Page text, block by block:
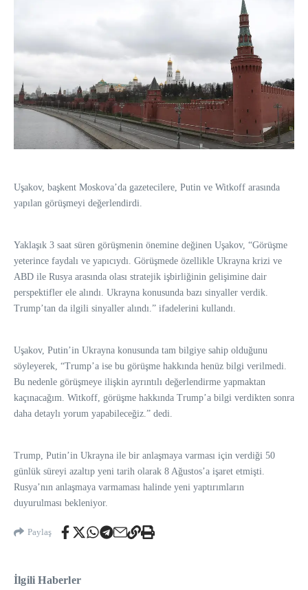
Uşakov, başkent Moskova’da gazetecilere, Putin ve Witkoff arasında
yapılan görüşmeyi değerlendirdi.
Yaklaşık 3 saat süren görüşmenin önemine değinen Uşakov, “Görüşme
yeterince faydalı ve yapıcıydı. Görüşmede özellikle Ukrayna krizi ve
ABD ile Rusya arasında olası stratejik işbirliğinin gelişimine dair
perspektifler ele alındı. Ukrayna konusunda bazı sinyaller verdik.
Trump’tan da ilgili sinyaller alındı.” ifadelerini kullandı.
Uşakov, Putin’in Ukrayna konusunda tam bilgiye sahip olduğunu
söyleyerek, “Trump’a ise bu görüşme hakkında henüz bilgi verilmedi.
Bu nedenle görüşmeye ilişkin ayrıntılı değerlendirme yapmaktan
kaçınacağım. Witkoff, görüşme hakkında Trump’a bilgi verdikten sonra
daha detaylı yorum yapabileceğiz.” dedi.
Trump, Putin’in Ukrayna ile bir anlaşmaya varması için verdiği 50
günlük süreyi azaltıp yeni tarih olarak 8 Ağustos’a işaret etmişti.
Rusya’nın anlaşmaya varmaması halinde yeni yaptırımların
duyurulması bekleniyor.
Paylaş
İlgili Haberler